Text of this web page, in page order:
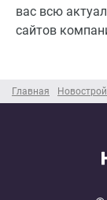
Главная
вас всю
сайтов